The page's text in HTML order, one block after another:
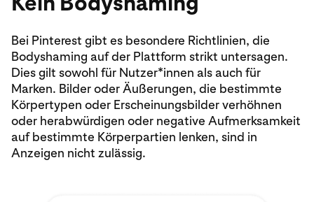
Bei Pinterest gibt es besondere Richtlinien, die
Bodyshaming auf der Plattform strikt untersagen.
Dies gilt sowohl für Nutzer*innen als auch für
Marken. Bilder oder Äußerungen, die bestimmte
Körpertypen oder Erscheinungsbilder verhöhnen
oder herabwürdigen oder negative Aufmerksamkeit
auf bestimmte Körperpartien lenken, sind in
Anzeigen nicht zulässig.